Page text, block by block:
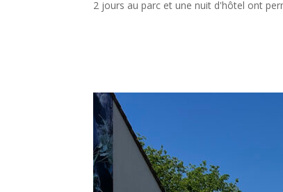
2 jours au parc et une nuit d'hôtel ont